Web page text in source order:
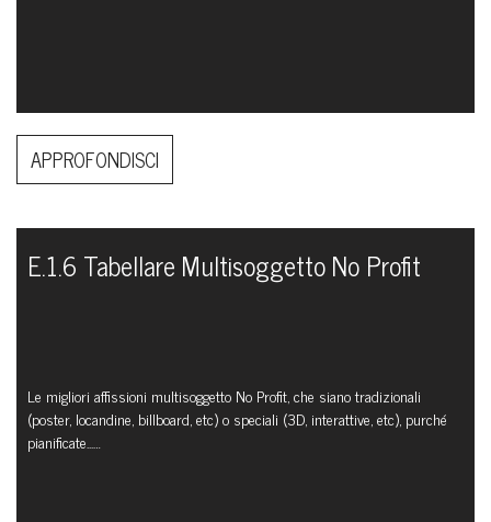
APPROFONDISCI
E.1.6 Tabellare Multisoggetto No Profit
Le migliori affissioni multisoggetto No Profit, che siano tradizionali
(poster, locandine, billboard, etc) o speciali (3D, interattive, etc), purché
pianificate...…